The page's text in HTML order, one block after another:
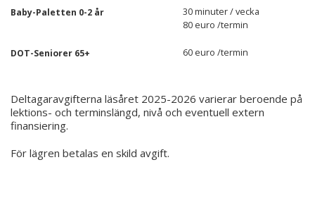
Baby-Paletten 0-2 år
DOT-Seniorer 65+
30 minuter / vecka
80 euro /termin
60 euro /termin
Deltagaravgifterna läsåret 2025-2026 varierar beroende på
lektions- och terminslängd, nivå och eventuell extern
finansiering.
För lägren betalas en skild avgift.